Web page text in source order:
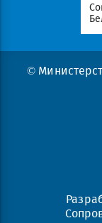
©